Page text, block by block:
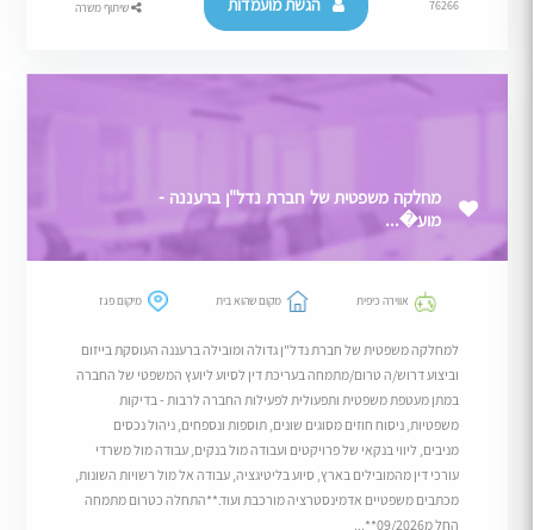
76266 הגשת מועמדות שיתוף משרה
מחלקה משפטית של חברת נדל"ן ברעננה -
מוע�...
אווירה כיפית מקום שהוא בית מיקום פגז
למחלקה משפטית של חברת נדל"ן גדולה ומובילה ברעננה העוסקת בייזום
וביצוע דרוש/ה טרום/מתמחה בעריכת דין לסיוע ליועץ המשפטי של החברה
במתן מעטפת משפטית ותפעולית לפעילות החברה לרבות - בדיקות
משפטיות, ניסוח חוזים מסוגים שונים, תוספות ונספחים, ניהול נכסים
מניבים, ליווי בנקאי של פרויקטים ועבודה מול בנקים, עבודה מול משרדי
עורכי דין מהמובילים בארץ, סיוע בליטיגציה, עבודה אל מול רשויות השונות,
מכתבים משפטיים אדמינסטרציה מורכבת ועוד.**התחלה כטרום מתמחה
החל מ09/2026**...